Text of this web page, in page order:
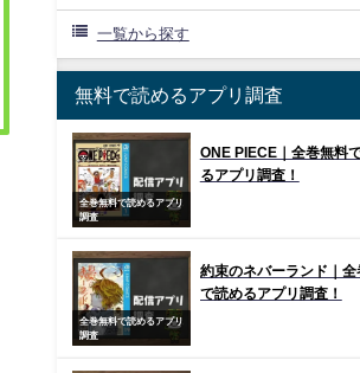
一覧から探す
無料で読めるアプリ調査
全巻無料で読めるアプリ
調査
ONE PIECE｜全巻無料
るアプリ調査！
全巻無料で読めるアプリ
調査
約束のネバーランド｜全
で読めるアプリ調査！